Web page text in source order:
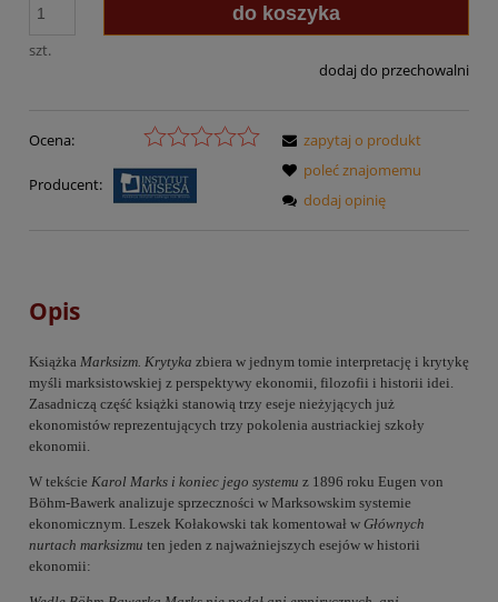
szt.
do koszyka
dodaj do przechowalni
Ocena:
Producent:
zapytaj o produkt
poleć znajomemu
dodaj opinię
Opis
Książka Marksizm. Krytyka zbiera w jednym tomie interpretację i krytykę
myśli marksistowskiej z perspektywy ekonomii, filozofii i historii idei.
Zasadniczą część książki stanowią trzy eseje nieżyjących już
ekonomistów reprezentujących trzy pokolenia austriackiej szkoły
ekonomii.
W tekście Karol Marks i koniec jego systemu z 1896 roku Eugen von
Böhm-Bawerk analizuje sprzeczności w Marksowskim systemie
ekonomicznym. Leszek Kołakowski tak komentował w Głównych
nurtach marksizmu ten jeden z najważniejszych esejów w historii
ekonomii: